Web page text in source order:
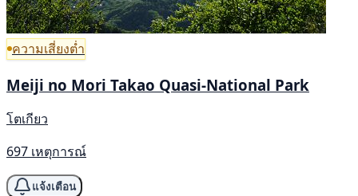
ความเสี่ยงต่ำ
Meiji no Mori Takao Quasi-National Park
โตเกียว
697 เหตุการณ์
แจ้งเตือน